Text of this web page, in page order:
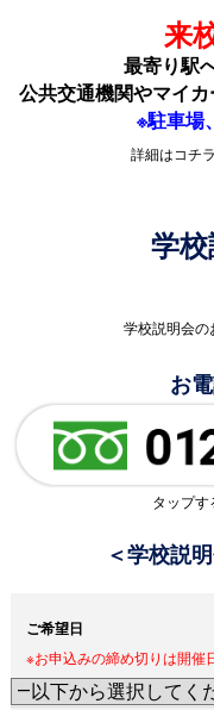
来
最寄り駅
公共交通機関やマイ
※駐車場
詳細はコチ
学
学校説明会の
お
タップす
＜学校説
ご希望日
※お申込みの締め切りは開催